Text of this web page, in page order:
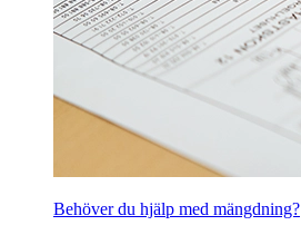
Behöver du hjälp med mängdning?